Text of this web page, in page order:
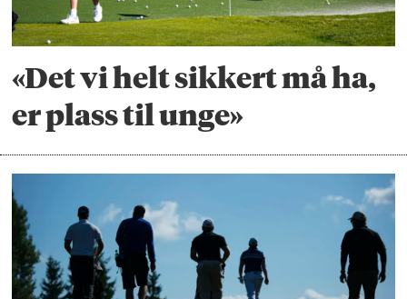
«Det vi helt sikkert må ha,
er plass til unge»